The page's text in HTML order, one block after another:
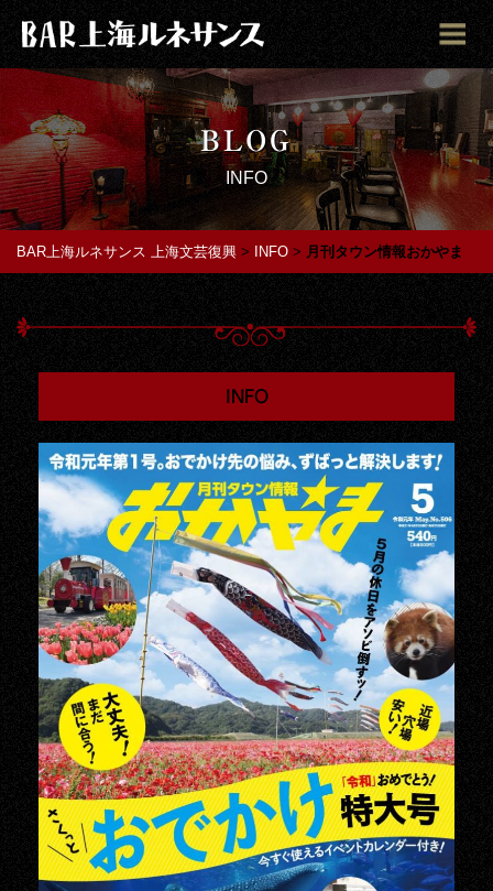
BLOG
INFO
BAR上海ルネサンス 上海文芸復興 > INFO > 月刊タウン情報おかやま
INFO